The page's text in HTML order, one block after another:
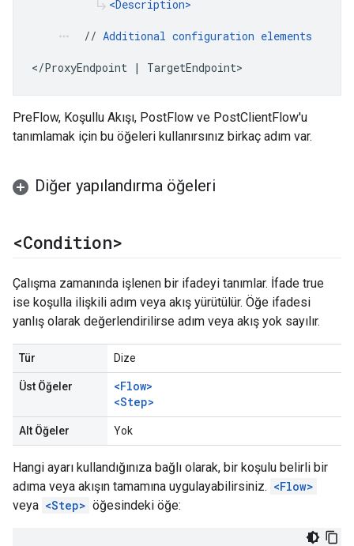
subdirectory_arrow_right <Description>
more_horiz
  //
Additional configuration elements
</ProxyEndpoint | TargetEndpoint>
PreFlow, Koşullu Akışı, PostFlow ve PostClientFlow'u
tanımlamak için bu öğeleri kullanırsınız birkaç adım var.
Diğer yapılandırma öğeleri
<Condition>
Çalışma zamanında işlenen bir ifadeyi tanımlar. İfade true
ise koşulla ilişkili adım veya akış yürütülür. Öğe ifadesi
yanlış olarak değerlendirilirse adım veya akış yok sayılır.
Tür Dize
Üst Öğeler
<Flow>
<Step>
Alt Öğeler Yok
Hangi ayarı kullandığınıza bağlı olarak, bir koşulu belirli bir
adıma veya akışın tamamına uygulayabilirsiniz. <Flow>
veya <Step> öğesindeki öğe: